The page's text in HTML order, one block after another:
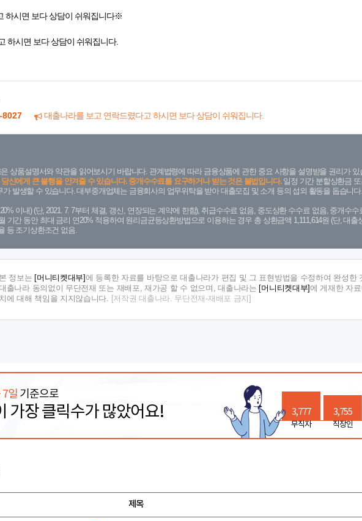
하시면 보다 상담이 쉬워집니다※
하시면 보다 상담이 쉬워집니다.
8027 대출나라를 보고 연락드렸다고 하시면 보다 상담이 쉬워집니다.
상품설명서와 약관을 읽어보시기 바랍니다. 관계법령에 따라 금융상품에 관한 중요 사항을 설명받을 권리가
신에게 큰 불행을 안겨줄 수 있습니다. 중개수수료를 요구하거나 받는 것은 불법입니다.일정 기간 분할상환금
발생할 수 있습니다. 대부중개업체는 금융회사의 업무위탁을 받아 대출모집 및 소개 등의 섭외 활동을 돕습니
이내) (단, 2021. 7. 7부터 체결, 갱신, 연장되는 계약에 한함), 취급수수료 없음, 중도상환 수수료 없음, 중개수
기간 동안 최대 금리 연20% 적용하여 원리금균등상환방법으로 이용하는 경우 총 상환금액 1,111,614원 (단, 대
등 조기상환조건 없음.
본 정보는 [머니티켓대부] 에 등록한 자료를 바탕으로 대출나라가 편집 및 그 표현방법을 수정하여 완성한
출나라 동의없이 무단전재 또는 재배포, 재가공 할 수 없으며, 대출나라는
[머니티켓대부]에 게재한 자
치에 대해 책임을 지지않습니다.
[저작권 대출나라. 무단전재-재배포 금지]
7일 기준으로
가장 클릭수가 많았어요! 3,777
무직자
3,755
직장인
제목